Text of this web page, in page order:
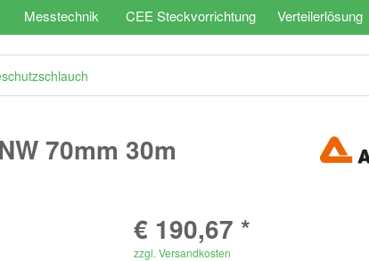
Messtechnik CEE Steckvorrichtung Verteilerlösung
70mm 30m
€ 190,67 *
zzgl. Versandkosten